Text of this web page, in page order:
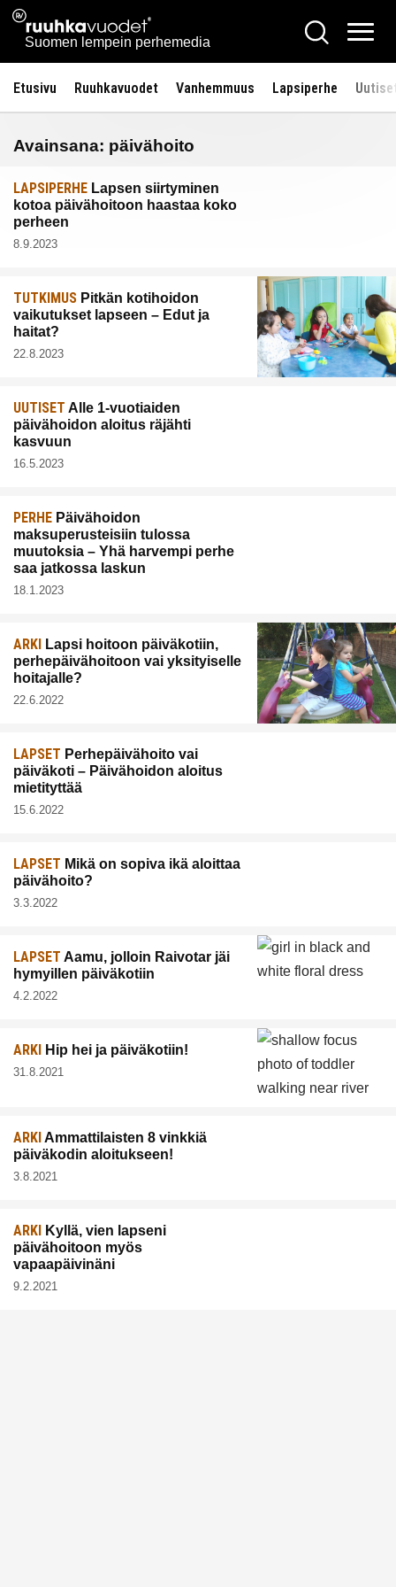
Siirry
sisältöön
Ruuhkavuodet.fi
Suomen lempein perhemedia
Hae
Etusivu Ruuhkavuodet Vanhemmuus Lapsiperhe
Avainsana: päivähoito
LAPSIPERHE Lapsen siirtyminen
kotoa päivähoitoon haastaa koko
perheen
8.9.2023
TUTKIMUS Pitkän kotihoidon
vaikutukset lapseen – Edut ja
haitat?
22.8.2023
UUTISET Alle 1-vuotiaiden
päivähoidon aloitus räjähti
kasvuun
16.5.2023
PERHE Päivähoidon
maksuperusteisiin tulossa
muutoksia – Yhä harvempi perhe
saa jatkossa laskun
18.1.2023
ARKI Lapsi hoitoon päiväkotiin,
perhepäivähoitoon vai yksityiselle
hoitajalle?
22.6.2022
LAPSET Perhepäivähoito vai
päiväkoti – Päivähoidon aloitus
mietityttää
15.6.2022
LAPSET Mikä on sopiva ikä aloittaa
päivähoito?
3.3.2022
LAPSET Aamu, jolloin Raivotar jäi
hymyillen päiväkotiin
4.2.2022
ARKI Hip hei ja päiväkotiin!
31.8.2021
ARKI Ammattilaisten 8 vinkkiä
päiväkodin aloitukseen!
3.8.2021
ARKI
Kyllä, vien lapseni
päivähoitoon myös
vapaapäivinäni
9.2.2021